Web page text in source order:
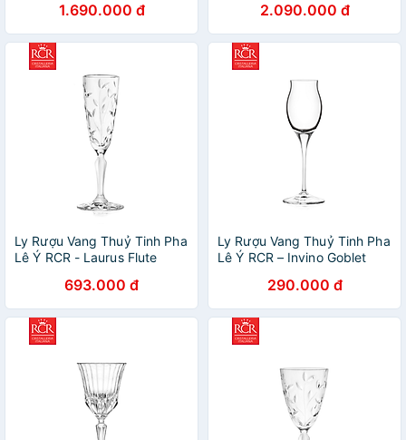
1.690.000 đ 2.090.000 đ
Ly Rượu Vang Thuỷ Tinh Pha
Lê Ý RCR - Laurus Flute
693.000 đ
Ly Rượu Vang Thuỷ Tinh Pha
Lê Ý RCR – Invino Goblet
290.000 đ